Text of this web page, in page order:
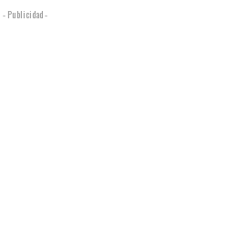
- Publicidad -